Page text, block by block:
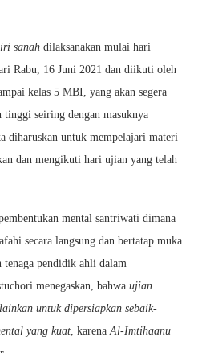
sanah dilaksanakan mulai hari
Rabu, 16 Juni 2021 dan diikuti oleh
kelas 5 MBI, yang akan segera
seiring dengan masuknya
diharuskan untuk mempelajari materi
dan mengikuti hari ujian yang telah
mental santriwati dimana
secara langsung dan bertatap muka
tenaga pendidik ahli dalam
menegaskan, bahwa ujian
untuk dipersiapkan sebaik-
yang kuat, karenaAl-Imtihaanu